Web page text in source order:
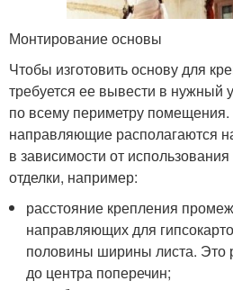
Монтирование основы
Чтобы изготовить основу для
требуется ее вывести в нужный
по всему периметру
направляющие располагаются
в зависимости от
отделки, например:
расстояние крепления
направляющих для
половины ширины листа. Это
до центра поперечин;